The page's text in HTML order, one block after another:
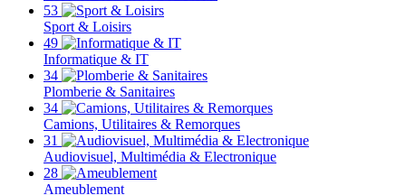
53
Sport & Loisirs
49
Informatique & IT
34
Plomberie & Sanitaires
34
Camions, Utilitaires & Remorques
31
Audiovisuel, Multimédia & Electronique
28
Ameublement